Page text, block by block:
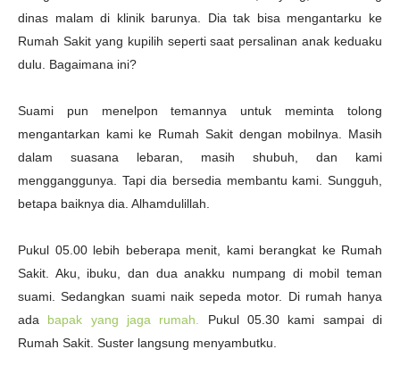
dinas malam di klinik barunya. Dia tak bisa mengantarku ke
Rumah Sakit yang kupilih seperti saat persalinan anak keduaku
dulu. Bagaimana ini?
Suami pun menelpon temannya untuk meminta tolong
mengantarkan kami ke Rumah Sakit dengan mobilnya. Masih
dalam suasana lebaran, masih shubuh, dan kami
mengganggunya. Tapi dia bersedia membantu kami. Sungguh,
betapa baiknya dia. Alhamdulillah.
Pukul 05.00 lebih beberapa menit, kami berangkat ke Rumah
Sakit. Aku, ibuku, dan dua anakku numpang di mobil teman
suami. Sedangkan suami naik sepeda motor. Di rumah hanya
ada bapak yang jaga rumah.
Pukul 05.30 kami sampai di
Rumah Sakit. Suster langsung menyambutku.